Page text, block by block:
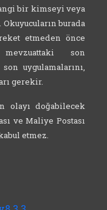
bir kimseyi veya
burada
etmeden önce
son
uygulamalarını,
gerekir.
olayı doğabilecek
ve Maliye Postası
etmez.